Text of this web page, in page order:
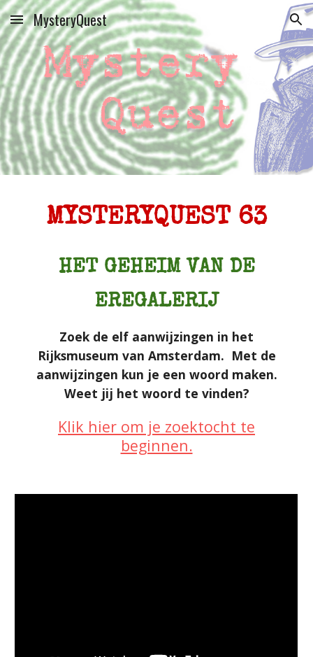
Skip to main content Skip to navigation
MysteryQuest
MYSTERYQUEST 63
HET GEHEIM VAN DE
EREGALERIJ
Zoek de elf aanwijzingen in het
Rijksmuseum van Amsterdam. Met de
aanwijzingen kun je een woord maken.
Weet jij het woord te vinden?
Klik hier om je zoektocht te
beginnen.